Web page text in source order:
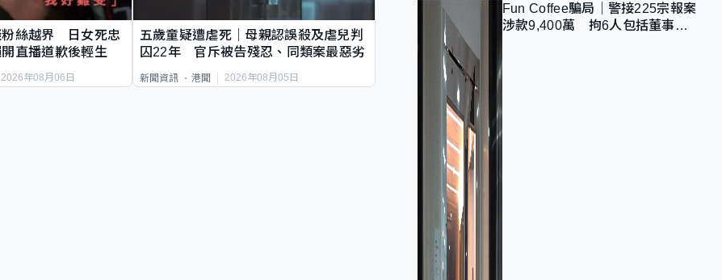
粉絲越界 日女死忠
直播道歉後輕生
2026年08月06日
五歲童疑遭虐死｜母親認誤殺及虐兒判
囚22年 官斥被告殘忍、同類案最惡劣
新聞資訊 港聞 2026年08月05日
Fun Coffee騙局｜警接225宗報案
涉款9,400萬 拘6人包括董事股